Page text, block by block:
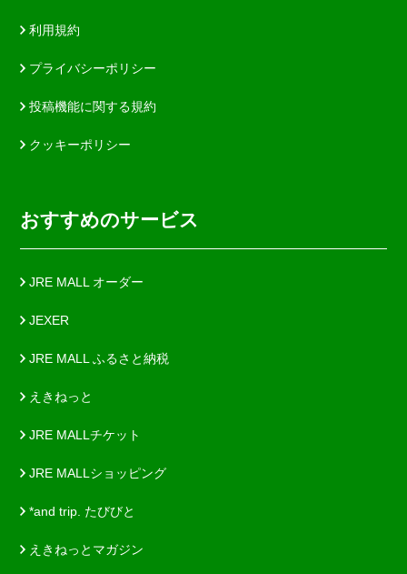
利用規約
プライバシーポリシー
投稿機能に関する規約
クッキーポリシー
おすすめのサービス
JRE MALL オーダー
JEXER
JRE MALL ふるさと納税
えきねっと
JRE MALLチケット
JRE MALLショッピング
*and trip. たびびと
えきねっとマガジン